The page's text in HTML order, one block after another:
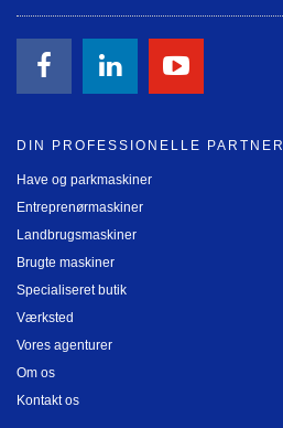
DIN PROFESSIONELLE PARTNER
Have og parkmaskiner
Entreprenørmaskiner
Landbrugsmaskiner
Brugte maskiner
Specialiseret butik
Værksted
Vores agenturer
Om os
Kontakt os